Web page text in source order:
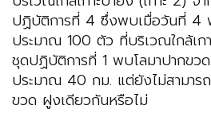
ปฏิบัติการที่ 4 ซึ่งพบเมื่อวันที่ 4
ประมาณ 100 ตัว ที่บริเวณใกล้เก
ชุดปฏิบัติการที่ 1 พบโลมาปากขว
ประมาณ 40 กม. แต่ยังไม่สามารถ
ขวด ฝูงเดียวกันหรือไม่